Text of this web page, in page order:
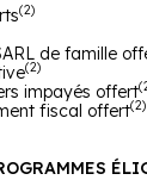
(2)
de famille
(2)
impayés offert
fiscal offert(2)